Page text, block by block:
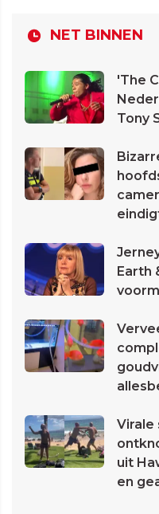
NET BINNEN
'The
Tony
Earth
Virale
uit
en